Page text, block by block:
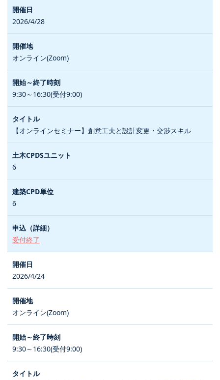
2026/4/28
オンライン(Zoom)
9:30～16:30(受付9:00)
【オンラインセミナー】創意工夫と設計変更・交渉スキル
6
6
受付終了
2026/4/24
オンライン(Zoom)
9:30～16:30(受付9:00)